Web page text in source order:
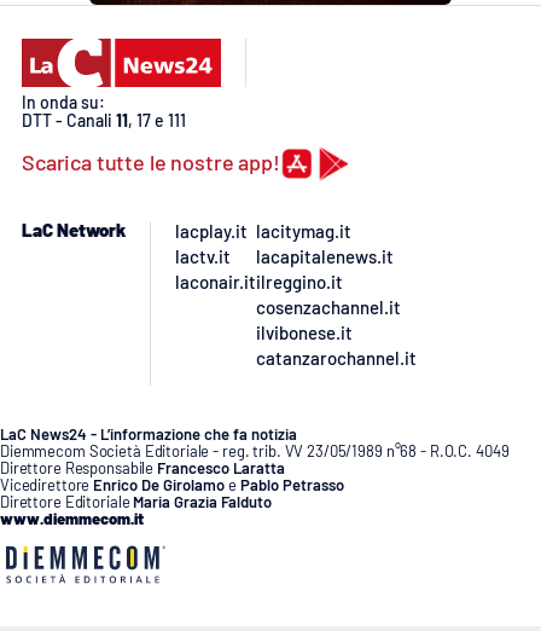
In onda su:
DTT - Canali 11, 17 e 111
Scarica tutte le nostre app!
LaC Network
lacplay.it
lactv.it
laconair.it
lacitymag.it
lacapitalenews.it
ilreggino.it
cosenzachannel.it
ilvibonese.it
catanzarochannel.it
LaC News24 - L’informazione che fa notizia
Diemmecom Società Editoriale - reg. trib. VV 23/05/1989 n°68 - R.O.C. 4049
Direttore Responsabile Francesco Laratta
Vicedirettore Enrico De GirolamoePablo Petrasso
Direttore Editoriale Maria Grazia Falduto
www.diemmecom.it